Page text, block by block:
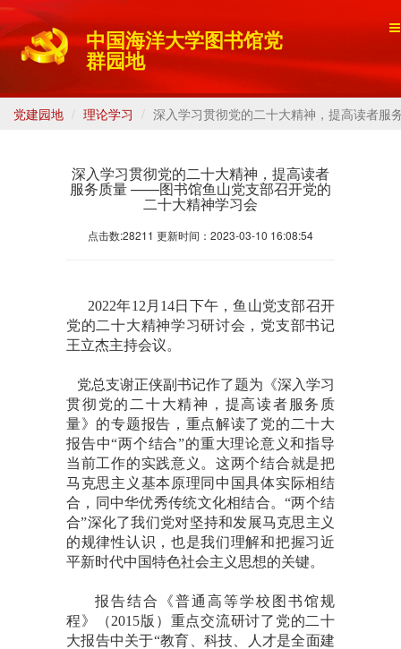
中国海洋大学图书馆党
群园地
党建园地 理论学习 深入学习贯彻党的二十大精神，提高读者
深入学习贯彻党的二十大精神，提高读者
服务质量 ——图书馆鱼山党支部召开党的
二十大精神学习会
点击数:28211 更新时间：2023-03-10 16:08:54
2022年12 月 14日下午，鱼山党支部召开
党的二十大精神学习研讨会，党支部书记
王立杰主持会议。
党总支谢正侠副书记作了题为《深入学习
贯彻党的二十大精神，提高读者服务质
量》的专题报告，重点解读了党的二十大
报告中“两个结合”的重大理论意义和指导
当前工作的实践意义。这两个结合就是把
马克思主义基本原理同中国具体实际相结
合，同中华优秀传统文化相结合。“两个结
合”深化了我们党对坚持和发展马克思主义
的规律性认识，也是我们理解和把握习近
平新时代中国特色社会主义思想的关键。
报告结合《普通高等学校图书馆规
程》（2015版）重点交流研讨了党的二十
大报告中关于“教育、科技、人才是全面建